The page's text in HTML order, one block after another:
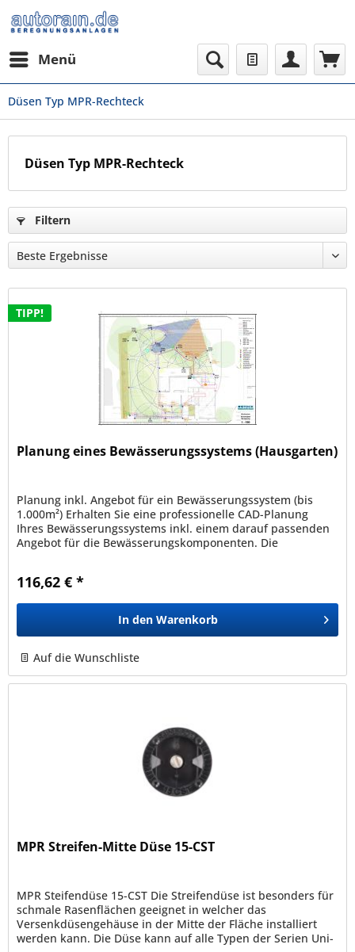
Menü
Düsen Typ MPR-Rechteck
Düsen Typ MPR-Rechteck
Filtern
TIPP!
Planung eines Bewässerungssystems (Hausgarten)
Planung inkl. Angebot für ein Bewässerungssystem (bis
1.000m²) Erhalten Sie eine professionelle CAD-Planung
Ihres Bewässerungssystems inkl. einem darauf passenden
Angebot für die Bewässerungskomponenten. Die
116,62 € *
In den Warenkorb
Auf die Wunschliste
MPR Streifen-Mitte Düse 15-CST
MPR Steifendüse 15-CST Die Streifendüse ist besonders für
schmale Rasenflächen geeignet in welcher das
Versenkdüsengehäuse in der Mitte der Fläche installiert
werden kann. Die Düse kann auf alle Typen der Serien Uni-